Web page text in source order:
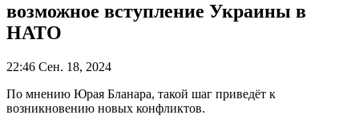
возможное вступление Украины в
НАТО
22:46 Сен. 18, 2024
По мнению Юрая Бланара, такой шаг приведёт к
возникновению новых конфликтов.